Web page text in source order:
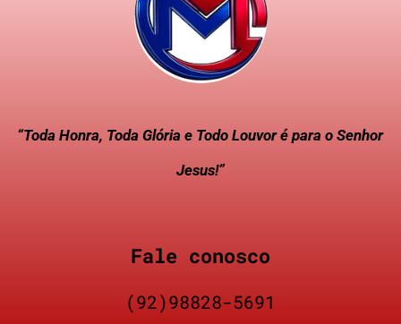
“Toda Honra, Toda Glória e Todo Louvor é para o Senhor
Jesus!”
Fale conosco
(92)98828-5691